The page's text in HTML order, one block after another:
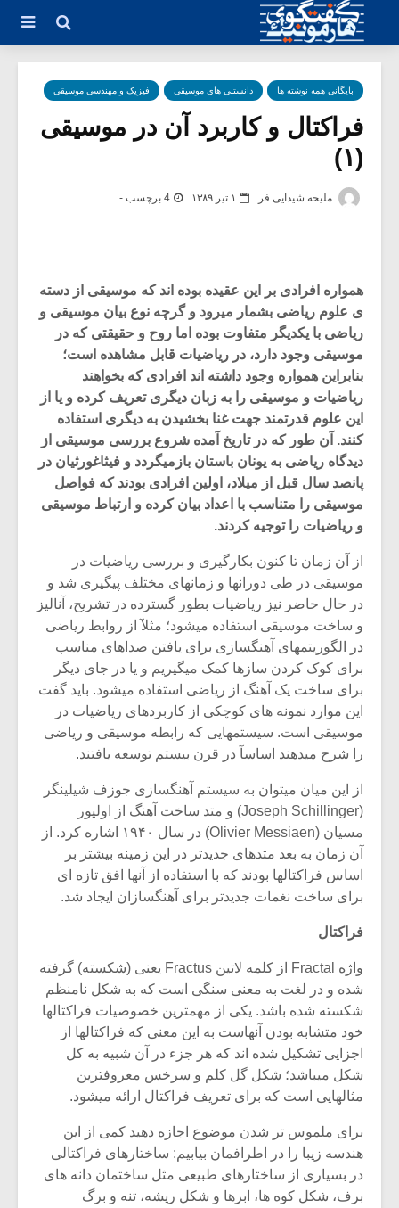
بایگانی همه نوشته ها دانستنی های موسیقی فیزیک و مهندسی موسیقی
فراکتال و کاربرد آن در موسیقی
(۱)
ملیحه شیدایی فر ۱ تیر ۱۳۸۹ 4 برچسب -
همواره افرادی بر این عقیده بوده اند که موسیقی از دسته
ی علوم ریاضی بشمار میرود و گرچه نوع بیان موسیقی و
ریاضی با یکدیگر متفاوت بوده اما روح و حقیقتی که در
موسیقی وجود دارد، در ریاضیات قابل مشاهده است؛
بنابراین همواره وجود داشته اند افرادی که بخواهند
ریاضیات و موسیقی را به زبان دیگری تعریف کرده و یا از
این علوم قدرتمند جهت غنا بخشیدن به دیگری استفاده
کنند. آن طور که در تاریخ آمده شروع بررسی موسیقی از
دیدگاه ریاضی به یونان باستان بازمیگردد و فیثاغورثیان در
پانصد سال قبل از میلاد، اولین افرادی بودند که فواصل
موسیقی را متناسب با اعداد بیان کرده و ارتباط موسیقی
و ریاضیات را توجیه کردند.
از آن زمان تا کنون بکارگیری و بررسی ریاضیات در
موسیقی در طی دورانها و زمانهای مختلف پیگیری شد و
در حال حاضر نیز ریاضیات بطور گسترده در تشریح، آنالیز
و ساخت موسیقی استفاده میشود؛ مثلآ از روابط ریاضی
در الگوریتمهای آهنگسازی برای یافتن صداهای مناسب
برای کوک کردن سازها کمک میگیریم و یا در جای دیگر
برای ساخت یک آهنگ از ریاضی استفاده میشود. باید گفت
این موارد نمونه های کوچکی از کاربردهای ریاضیات در
موسیقی است. سیستمهایی که رابطه موسیقی و ریاضی
را شرح میدهند اساسآ در قرن بیستم توسعه یافتند.
از این میان میتوان به سیستم آهنگسازی جوزف شیلینگر
(Joseph Schillinger) و متد ساخت آهنگ از اولیور
مسیان (Olivier Messiaen) در سال ۱۹۴۰ اشاره کرد. از
آن زمان به بعد متدهای جدیدتر در این زمینه بیشتر بر
اساس فراکتالها بودند که با استفاده از آنها افق تازه ای
برای ساخت نغمات جدیدتر برای آهنگسازان ایجاد شد.
فراکتال
واژه Fractal از کلمه لاتین Fractus یعنی (شکسته) گرفته
شده و در لغت به معنی سنگی است که به شکل نامنظم
شکسته شده باشد. یکی از مهمترین خصوصیات فراکتالها
خود متشابه بودن آنهاست به این معنی که فراکتالها از
اجزایی تشکیل شده اند که هر جزء در آن شبیه به کل
شکل میباشد؛ شکل گل کلم و سرخس معروفترین
مثالهایی است که برای تعریف فراکتال ارائه میشود.
برای ملموس تر شدن موضوع اجازه دهید کمی از این
هندسه زیبا را در اطرافمان بیابیم: ساختارهای فراکتالی
در بسیاری از ساختارهای طبیعی مثل ساختمان دانه های
برف، شکل کوه ها، ابرها و شکل ریشه، تنه و برگ
میکلوش روژا
یادداشتی بر موسیقی
متن فیلم «متری
شیش و نیم»
دوره
موسیقی